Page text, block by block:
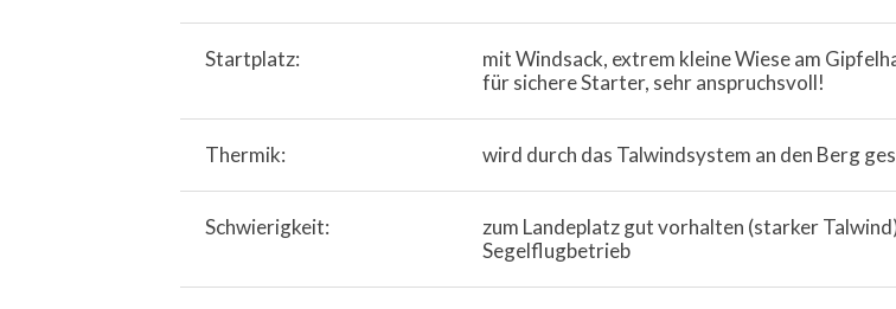
Startplatz:
mit Windsack, extrem kleine Wiese am
für sichere Starter, sehr anspruchsvoll!
Thermik: wird durch das Talwindsystem an den Berg
Schwierigkeit:
zum Landeplatz gut vorhalten (starker
Segelflugbetrieb